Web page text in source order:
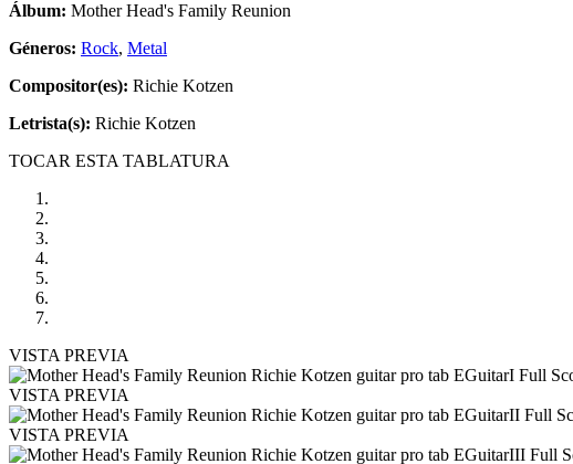
Álbum: Mother Head's Family Reunion
Géneros: Rock, Metal
Compositor(es): Richie Kotzen
Letrista(s): Richie Kotzen
TOCAR ESTA TABLATURA
VISTA PREVIA
VISTA PREVIA
VISTA PREVIA